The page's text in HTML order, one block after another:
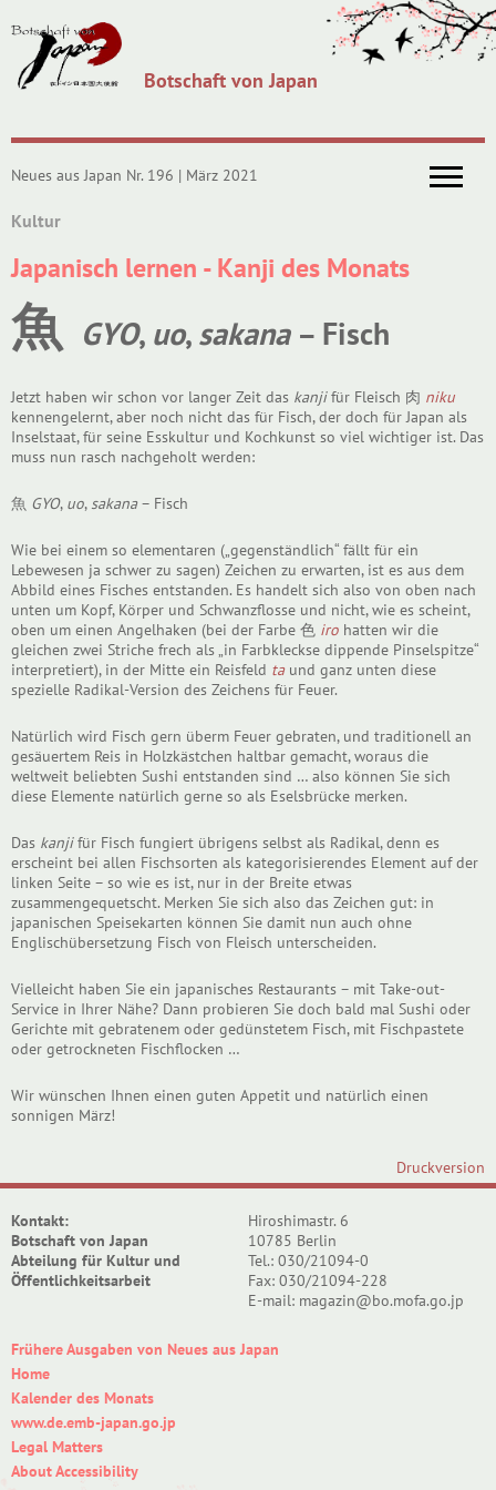
Botschaft von Japan
Neues aus Japan Nr. 196 | März 2021
Kultur
Japanisch lernen - Kanji des Monats
魚 GYO, uo,sakana– Fisch
Jetzt haben wir schon vor langer Zeit das kanjifür Fleisch 肉 niku
kennengelernt, aber noch nicht das für Fisch, der doch für Japan als
Inselstaat, für seine Esskultur und Kochkunst so viel wichtiger ist. Das
muss nun rasch nachgeholt werden:
魚 GYO, uo, sakana– Fisch
Wie bei einem so elementaren („gegenständlich“ fällt für ein
Lebewesen ja schwer zu sagen) Zeichen zu erwarten, ist es aus dem
Abbild eines Fisches entstanden. Es handelt sich also von oben nach
unten um Kopf, Körper und Schwanzflosse und nicht, wie es scheint,
oben um einen Angelhaken (bei der Farbe 色 iro hatten wir die
gleichen zwei Striche frech als „in Farbkleckse dippende Pinselspitze“
interpretiert), in der Mitte ein Reisfeld taund ganz unten diese
spezielle Radikal-Version des Zeichens für Feuer.
Natürlich wird Fisch gern überm Feuer gebraten, und traditionell an
gesäuertem Reis in Holzkästchen haltbar gemacht, woraus die
weltweit beliebten Sushi entstanden sind … also können Sie sich
diese Elemente natürlich gerne so als Eselsbrücke merken.
Das kanjifür Fisch fungiert übrigens selbst als Radikal, denn es
erscheint bei allen Fischsorten als kategorisierendes Element auf der
linken Seite – so wie es ist, nur in der Breite etwas
zusammengequetscht. Merken Sie sich also das Zeichen gut: in
japanischen Speisekarten können Sie damit nun auch ohne
Englischübersetzung Fisch von Fleisch unterscheiden.
Vielleicht haben Sie ein japanisches Restaurants – mit Take-out-
Service in Ihrer Nähe? Dann probieren Sie doch bald mal Sushi oder
Gerichte mit gebratenem oder gedünstetem Fisch, mit Fischpastete
oder getrockneten Fischflocken …
Wir wünschen Ihnen einen guten Appetit und natürlich einen
sonnigen März!
Druckversion
Kontakt:
Botschaft von Japan
Abteilung für Kultur und
Öffentlichkeitsarbeit
Hiroshimastr. 6
10785 Berlin
Tel.: 030/21094-0
Fax: 030/21094-228
E-mail: magazin@bo.mofa.go.jp
Frühere Ausgaben von Neues aus Japan
Home
Kalender des Monats
www.de.emb-japan.go.jp
Legal Matters
About Accessibility